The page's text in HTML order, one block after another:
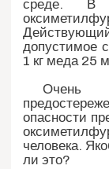
среде. В
допустимое
1 кг меда 25
Очень
опасности
человека.
ли это?